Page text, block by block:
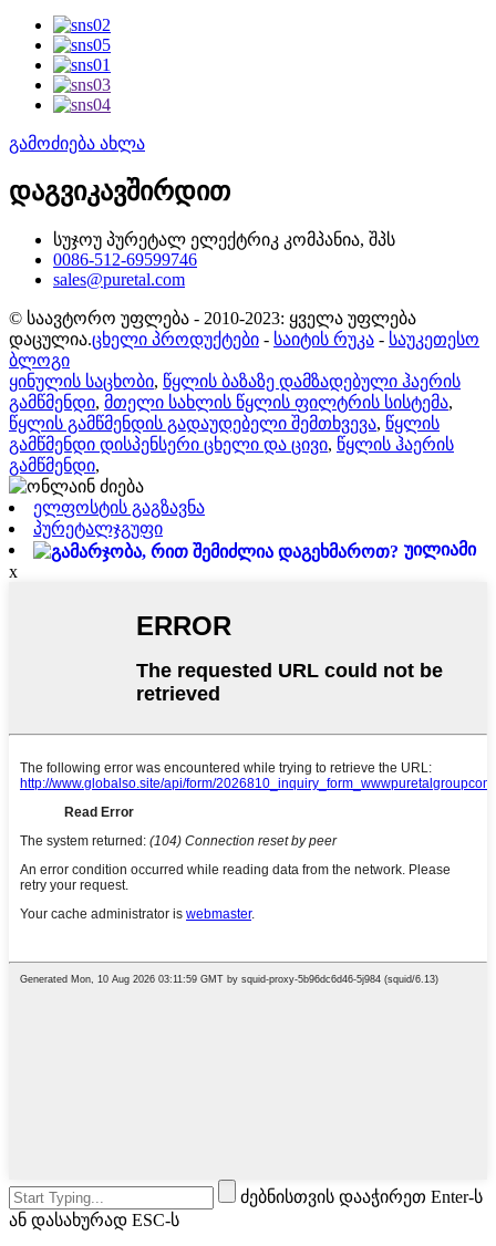
გამოძიება ახლა
დაგვიკავშირდით
სუჯოუ პურეტალ ელექტრიკ კომპანია, შპს
0086-512-69599746
sales@puretal.com
© საავტორო უფლება - 2010-2023: ყველა უფლება
დაცულია.ცხელი პროდუქტები - საიტის რუკა - საუკეთესო
ბლოგი
ყინულის საცხობი, წყლის ბაზაზე დამზადებული ჰაერის
გამწმენდი, მთელი სახლის წყლის ფილტრის სისტემა,
წყლის გამწმენდის გადაუდებელი შემთხვევა, წყლის
გამწმენდი დისპენსერი ცხელი და ცივი, წყლის ჰაერის
გამწმენდი,
ელფოსტის გაგზავნა
პურეტალჯგუფი
უილიამი
x
ძებნისთვის დააჭირეთ Enter-ს
ან დასახურად ESC-ს